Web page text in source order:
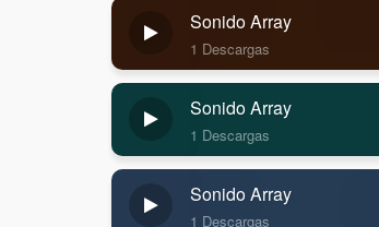
Sonido Array
1 Descargas
Sonido Array
1 Descargas
Sonido Array
1 Descargas